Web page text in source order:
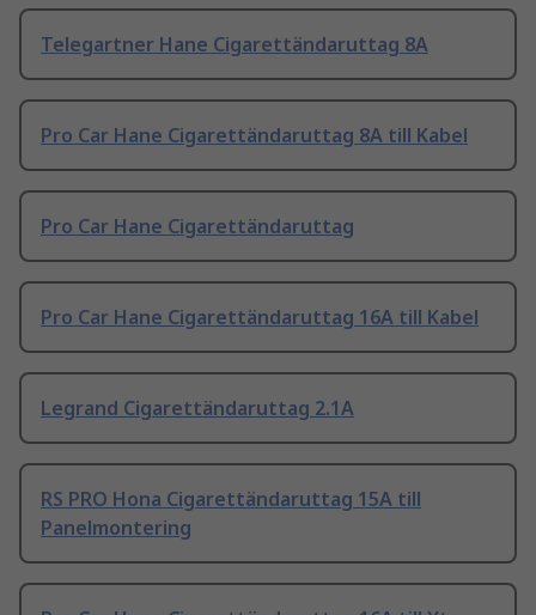
Telegartner Hane Cigarettändaruttag 8A
Pro Car Hane Cigarettändaruttag 8A till Kabel
Pro Car Hane Cigarettändaruttag
Pro Car Hane Cigarettändaruttag 16A till Kabel
Legrand Cigarettändaruttag 2.1A
RS PRO Hona Cigarettändaruttag 15A till
Panelmontering